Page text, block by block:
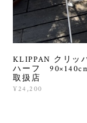
KLIPPAN クリッ
ハーフ
取扱店
¥24,200